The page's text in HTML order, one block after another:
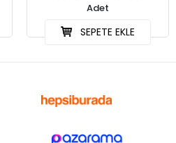
Adet
SEPETE EKLE